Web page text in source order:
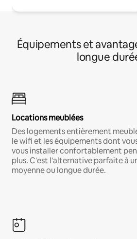
Équipements et
longue
Locations meublées
Des logements entièrement
le wifi et les équipements dont
vous installer confortablement
plus. C'est l'alternative parfaite à
moyenne ou longue durée.